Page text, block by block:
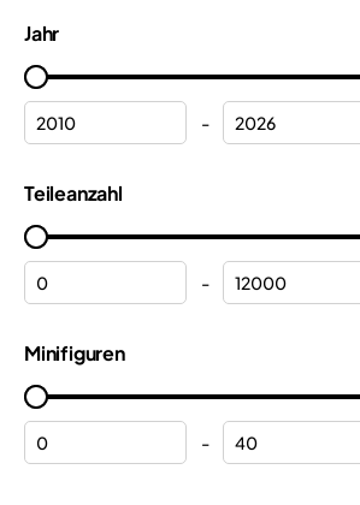
Ideas
Indiana Jones™
Jurassic World™
Gabby’s Puppenhaus
Minifigures
Formel 1
Geländewagen
Grundplatten
Helme
Hubschrauber
Hulk
Kosmos
Jahr
-
Teileanzahl
-
Minifiguren
-